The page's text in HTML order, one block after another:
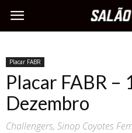
Placar FABR
Placar FABR –
Dezembro
Challengers, Sinop Coyotes